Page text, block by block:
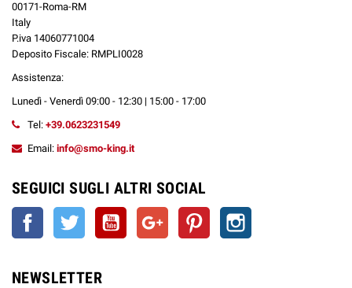
00171-Roma-RM
Italy
P.iva 14060771004
Deposito Fiscale: RMPLI0028
Assistenza:
Lunedì - Venerdì 09:00 - 12:30 | 15:00 - 17:00
Tel: +39.0623231549
Email: info@smo-king.it
SEGUICI SUGLI ALTRI SOCIAL
Facebook Twitter YouTube Google+ Pinterest
NEWSLETTER